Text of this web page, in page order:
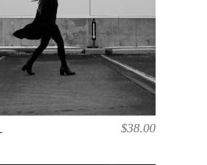
AÑADIR AL CARRITO
$38.00